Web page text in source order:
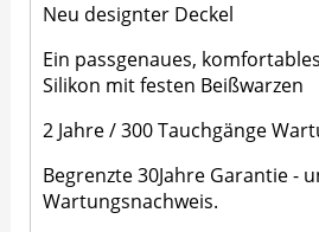
Neu designter Deckel
Ein passgenaues,
Silikon mit festen Beißwarzen
2 Jahre / 300 Tauchgänge
Begrenzte 30Jahre Garantie -
Wartungsnachweis.